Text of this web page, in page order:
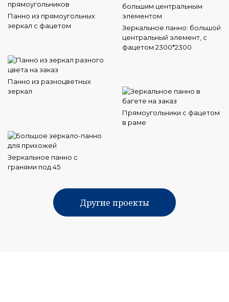
Панно из прямоугольных
зеркал с фацетом
Зеркальное панно: большой
центральный элемент, с
фацетом 2300*2300
Панно из разноцветных
зеркал
Прямоугольники с фацетом
в раме
Зеркальное панно с
гранями под 45
Другие проекты